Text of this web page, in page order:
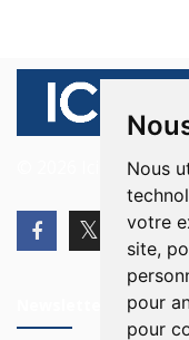
Nous
votre
site,
pour
pour
© 2026 Ici